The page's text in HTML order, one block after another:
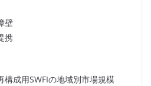
壁
携
成用SWFIの地域別市場規模